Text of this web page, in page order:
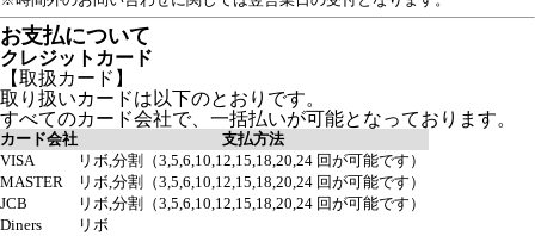
お支払について
クレジットカード
【取扱カード】
取り扱いカードは以下のとおりです。
すべてのカード会社で、一括払いが可能となっております。
カード会社
支払方法
VISA
リボ,分割（3,5,6,10,12,15,18,20,24 回が可能です）
MASTER
リボ,分割（3,5,6,10,12,15,18,20,24 回が可能です）
JCB
リボ,分割（3,5,6,10,12,15,18,20,24 回が可能です）
Diners
リボ